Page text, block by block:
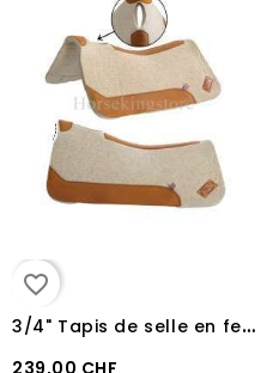
favorite_border
3
/4" Tapis de selle en feutre 100% laine Pool's
239,00 CHF